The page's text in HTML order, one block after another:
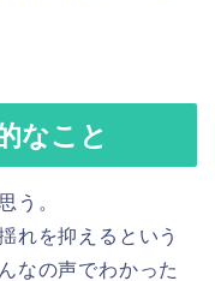
なこと
う。
れを抑えるという
なの声でわかった